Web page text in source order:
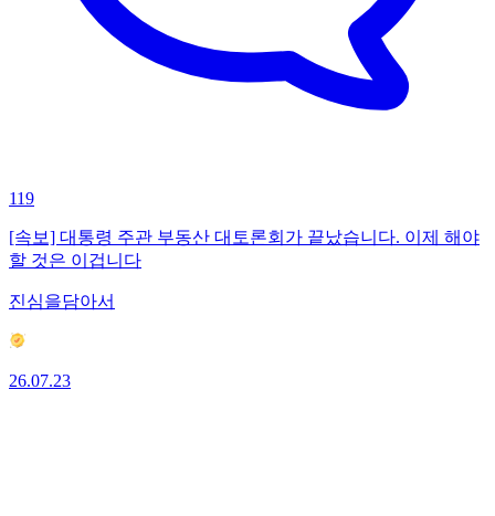
119
[속보] 대통령 주관 부동산 대토론회가 끝났습니다. 이제 해야
할 것은 이겁니다
진심을담아서
26.07.23